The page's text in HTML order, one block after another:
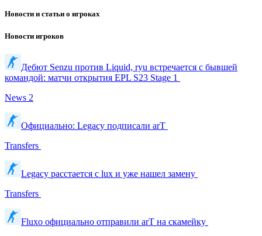
Новости и статьи о игроках
Новости игроков
Дебют Senzu против Liquid, ryu встречается с бывшей
командой: матчи открытия EPL S23 Stage 1
News 2
Официально: Legacy подписали arT
Transfers
Legacy расстается с lux и уже нашел замену
Transfers
Fluxo официально отправили arT на скамейку